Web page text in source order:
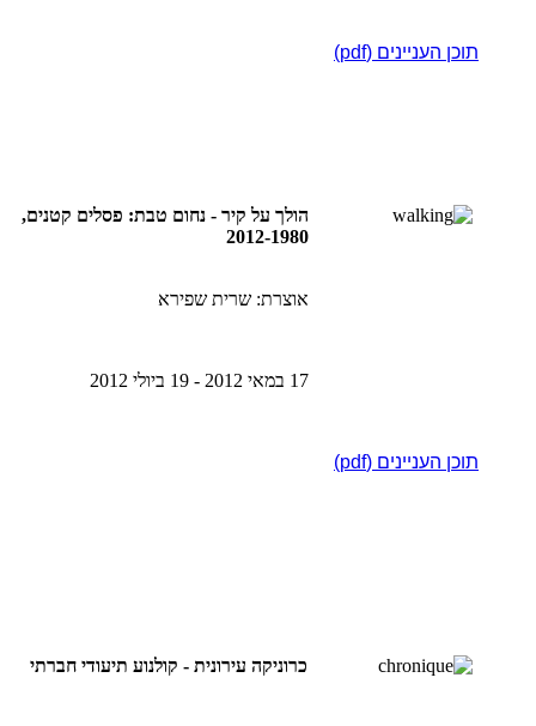
תוכן העניינים (pdf)
הולך על קיר - נחום טבת: פסלים קטנים,
2012-1980
אוצרת: שרית שפירא
17 במאי 2012 - 19 ביולי 2012
תוכן העניינים (pdf)
כרוניקה עירונית - קולנוע תיעודי חברתי